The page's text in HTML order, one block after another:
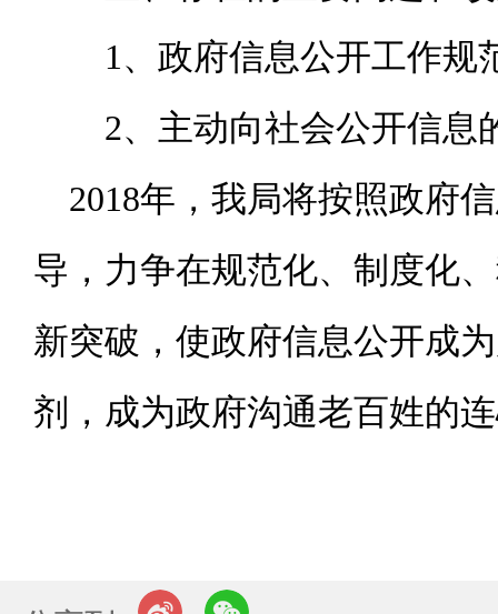
1、政府信息公开工作规
2、主动向社会公开信息
2018年，我局将按照政府
导，力争在规范化、制度化
新突破，使政府信息公开成
剂，成为政府沟通老百姓的